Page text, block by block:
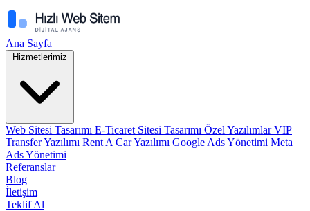
Ana Sayfa
Hizmetlerimiz
Web Sitesi Tasarımı E-Ticaret Sitesi Tasarımı Özel YazılımlarVIP
Transfer Yazılımı Rent A Car Yazılımı Google Ads Yönetimi Meta
Ads Yönetimi
Referanslar
Blog
İletişim
Teklif Al